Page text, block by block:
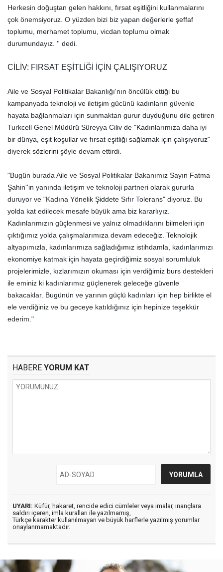
Herkesin doğuştan gelen hakkını, fırsat eşitliğini kullanmalarını
çok önemsiyoruz. O yüzden bizi biz yapan değerlerle şeffaf
toplumu, merhamet toplumu, vicdan toplumu olmak
durumundayız. '' dedi.
CİLİV: FIRSAT EŞİTLİĞİ İÇİN ÇALIŞIYORUZ
Aile ve Sosyal Politikalar Bakanlığı'nın öncülük ettiği bu
kampanyada teknoloji ve iletişim gücünü kadınların güvenle
hayata bağlanmaları için sunmaktan gurur duyduğunu dile getiren
Turkcell Genel Müdürü Süreyya Ciliv de "Kadınlarımıza daha iyi
bir dünya, eşit koşullar ve fırsat eşitliği sağlamak için çalışıyoruz"
diyerek sözlerini şöyle devam ettirdi.
"Bugün burada Aile ve Sosyal Politikalar Bakanımız Sayın Fatma
Şahin''in yanında iletişim ve teknoloji partneri olarak gururla
duruyor ve "Kadına Yönelik Şiddete Sıfır Tolerans" diyoruz. Bu
yolda kat edilecek mesafe büyük ama biz kararlıyız.
Kadınlarımızın güçlenmesi ve yalnız olmadıklarını bilmeleri için
çıktığımız yolda çalışmalarımıza devam edeceğiz. Teknolojik
altyapımızla, kadınlarımıza sağladığımız istihdamla, kadınlarımızı
ekonomiye katmak için hayata geçirdiğimiz sosyal sorumluluk
projelerimizle, kızlarımızın okuması için verdiğimiz burs destekleri
ile eminiz ki kadınlarımız güçlenerek geleceğe güvenle
bakacaklar. Bugünün ve yarının güçlü kadınları için hep birlikte el
ele verdiğiniz ve bu geceye katıldığınız için hepinize teşekkür
ederim."
HABERE YORUM KAT
UYARI: Küfür, hakaret, rencide edici cümleler veya imalar, inançlara
saldırı içeren, imla kuralları ile yazılmamış,
Türkçe karakter kullanılmayan ve büyük harflerle yazılmış yorumlar
onaylanmamaktadır.